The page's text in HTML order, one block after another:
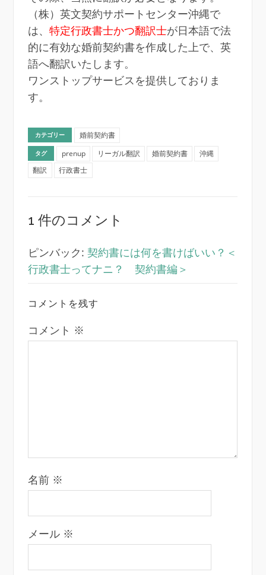
（株）英文契約サポートセンター沖縄で
は、 特定行政書士かつ翻訳士が日本語で法
的に有効な婚前契約書を作成した上で、英
語へ翻訳いたします。
ワンストップサービスを提供しておりま
す。
カテゴリー 婚前契約書
タグ prenup リーガル翻訳 婚前契約書
沖縄
翻訳
行政書士
1 件のコメント
ピンバック: 契約書には何を書けばいい？＜
行政書士ってナニ？ 契約書編＞
コメントを残す
コメント ※
名前 ※
メール ※